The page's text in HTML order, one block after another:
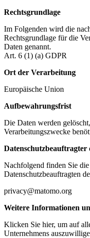
Rechtsgrundlage
Im Folgenden wird die
Rechtsgrundlage für die
Daten genannt.
Art. 6 (1) (a) GDPR
Ort der Verarbeitung
Europäische Union
Aufbewahrungsfrist
Die Daten werden
Verarbeitungszwecke
Nachfolgend finden Sie
Datenschutzbeauftragten
privacy@matomo.org
Weitere Informationen
Klicken Sie hier, um auf
Unternehmens